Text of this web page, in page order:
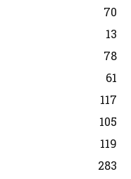
70
13
78
61
117
105
119
283